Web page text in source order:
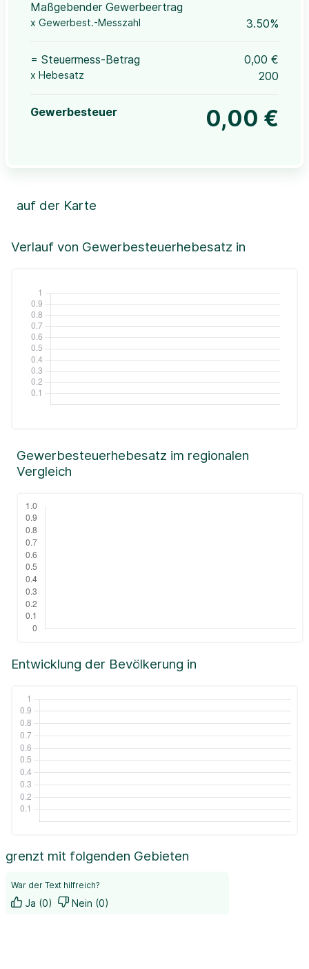
Maßgebender Gewerbeertrag
x Gewerbest.-Messzahl 3.50%
= Steuermess-Betrag 0,00 €
x Hebesatz 200
Gewerbesteuer 0,00 €
Verlauf von Gewerbesteuerhebesatz in
auf der Karte
+
Leaflet|©OpenStreetMap, ©CartoDB,
Entwicklung der Bevölkerung in
Gewerbesteuerhebesatz im regionalen
Vergleich
grenzt mit folgenden Gebieten
War der Text hilfreich?
Ja (0) Nein (0)